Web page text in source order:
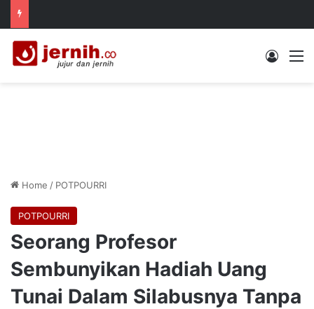
Log In
Home / POTPOURRI
POTPOURRI
Seorang Profesor
Sembunyikan Hadiah Uang
Tunai Dalam Silabusnya Tanpa